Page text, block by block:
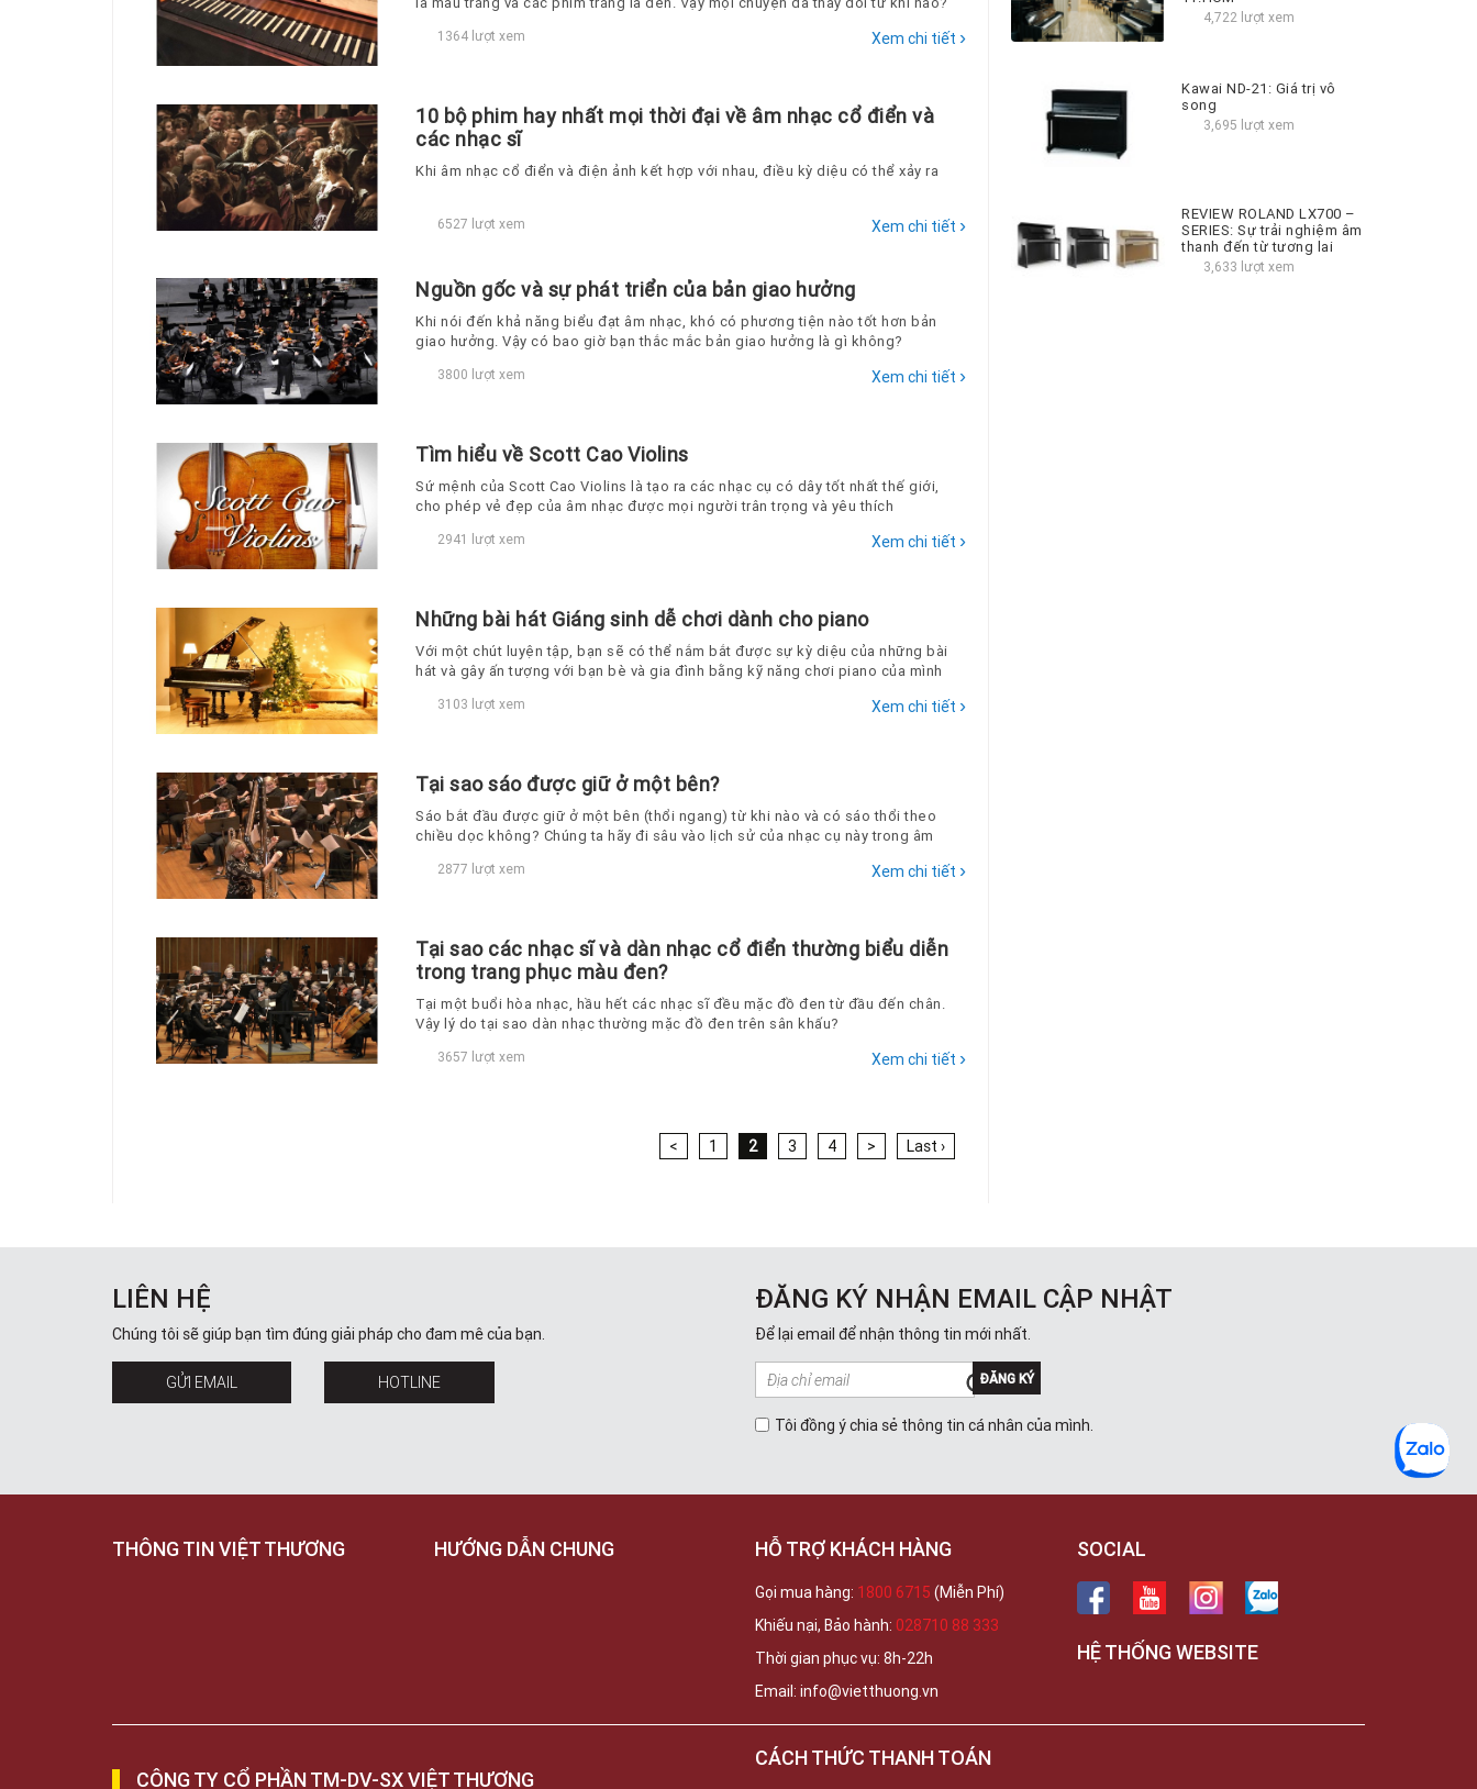
1364 lượt xem Xem chi tiết ›
10 bộ phim hay nhất mọi thời đại về âm nhạc cổ điển và
các nhạc sĩ
Khi âm nhạc cổ điển và điện ảnh kết hợp với nhau, điều kỳ diệu có thể xảy ra
6527 lượt xem Xem chi tiết ›
Nguồn gốc và sự phát triển của bản giao hưởng
Khi nói đến khả năng biểu đạt âm nhạc, khó có phương tiện nào tốt hơn bản
giao hưởng. Vậy có bao giờ bạn thắc mắc bản giao hưởng là gì không?
3800 lượt xem Xem chi tiết ›
Tìm hiểu về Scott Cao Violins
Sứ mệnh của Scott Cao Violins là tạo ra các nhạc cụ có dây tốt nhất thế giới,
cho phép vẻ đẹp của âm nhạc được mọi người trân trọng và yêu thích
2941 lượt xem Xem chi tiết ›
Những bài hát Giáng sinh dễ chơi dành cho piano
Với một chút luyện tập, bạn sẽ có thể nắm bắt được sự kỳ diệu của những bài
hát và gây ấn tượng với bạn bè và gia đình bằng kỹ năng chơi piano của mình
3103 lượt xem Xem chi tiết ›
Tại sao sáo được giữ ở một bên?
Sáo bắt đầu được giữ ở một bên (thổi ngang) từ khi nào và có sáo thổi theo
chiều dọc không? Chúng ta hãy đi sâu vào lịch sử của nhạc cụ này trong âm
2877 lượt xem Xem chi tiết ›
Tại sao các nhạc sĩ và dàn nhạc cổ điển thường biểu diễn
trong trang phục màu đen?
Tại một buổi hòa nhạc, hầu hết các nhạc sĩ đều mặc đồ đen từ đầu đến chân.
Vậy lý do tại sao dàn nhạc thường mặc đồ đen trên sân khấu?
3657 lượt xem Xem chi tiết ›
< 1 2 3 4 > Last ›
4,722 lượt xem
Kawai ND-21: Giá trị vô
song
3,695 lượt xem
REVIEW ROLAND LX700 –
SERIES: Sự trải nghiệm âm
thanh đến từ tương lai
3,633 lượt xem
LIÊN HỆ
Chúng tôi sẽ giúp bạn tìm đúng giải pháp cho đam mê của bạn.
GỬI EMAIL HOTLINE
ĐĂNG KÝ NHẬN EMAIL CẬP NHẬT
Để lại email để nhận thông tin mới nhất.
ĐĂNG KÝ
Tôi đồng ý chia sẻ thông tin cá nhân của mình.
THÔNG TIN VIỆT THƯƠNG HƯỚNG DẪN CHUNG HỖ TRỢ KHÁCH HÀNG
Gọi mua hàng: 1800 6715 (Miễn Phí)
Khiếu nại, Bảo hành: 028710 88 333
Thời gian phục vụ: 8h-22h
Email: info@vietthuong.vn
SOCIAL
HỆ THỐNG WEBSITE
CÔNG TY CỔ PHẦN TM-DV-SX VIỆT THƯƠNG
CÁCH THỨC THANH TOÁN